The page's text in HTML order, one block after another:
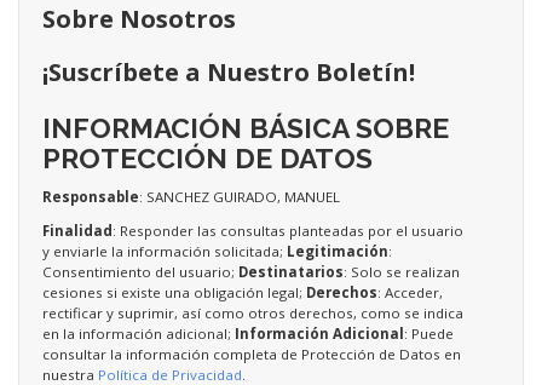
Sobre Nosotros
¡Suscríbete a Nuestro Boletín!
INFORMACIÓN BÁSICA SOBRE
PROTECCIÓN DE DATOS
Responsable: SANCHEZ GUIRADO, MANUEL
Finalidad : Responder las consultas planteadas por el usuario
y enviarle la información solicitada; Legitimación:
Consentimiento del usuario; Destinatarios: Solo se realizan
cesiones si existe una obligación legal; Derechos: Acceder,
rectificar y suprimir, así como otros derechos, como se indica
en la información adicional; Información Adicional : Puede
consultar la información completa de Protección de Datos en
nuestra Política de Privacidad